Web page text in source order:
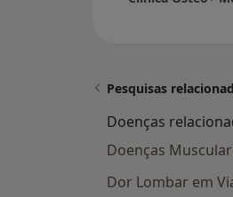
Pesquisas
Doenças
Doenças
Dor Lombar em